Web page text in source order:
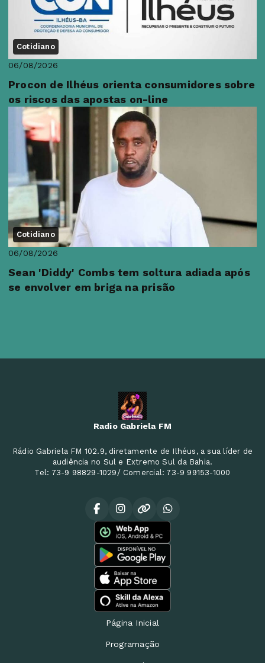
Cotidiano
06/08/2026
Procon de Ilhéus orienta consumidores sobre
os riscos das apostas on-line
Cotidiano
06/08/2026
Sean 'Diddy' Combs tem soltura adiada após
se envolver em briga na prisão
Radio Gabriela FM
Rádio Gabriela FM 102.9, diretamente de Ilhéus, a sua líder de
audiência no Sul e Extremo Sul da Bahia.
Tel: 73-9 98829-1029/ Comercial: 73-9 99153-1000
Página Inicial
Programação